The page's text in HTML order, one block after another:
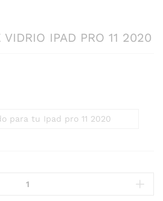
IPAD PRO 11 2020
para tu Ipad pro 11 2020